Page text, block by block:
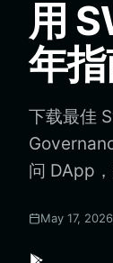
Español
Português (Brasil)
Español
用
年指
下载最佳
问 DApp
May 17, 2026